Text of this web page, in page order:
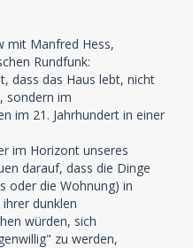
mit Manfred Hess,
Rundfunk:
dass das Haus lebt, nicht
sondern im
im 21. Jahrhundert in einer
im Horizont unseres
darauf, dass die Dinge
oder die Wohnung) in
dunklen
würden, sich
zu werden,